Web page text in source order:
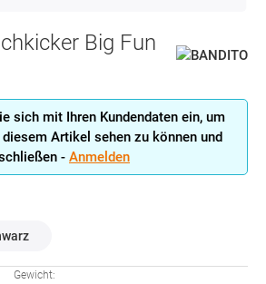
Big Fun
sich mit Ihren Kundendaten ein, um
Artikel sehen zu können und
- Anmelden
Gewicht: